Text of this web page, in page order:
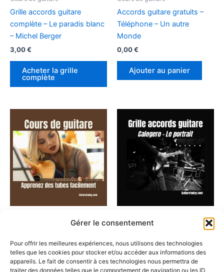
Gérer le consentement
Pour offrir les meilleures expériences, nous utilisons des technologies
telles que les cookies pour stocker et/ou accéder aux informations des
appareils. Le fait de consentir à ces technologies nous permettra de
traiter des données telles que le comportement de navigation ou les ID
Grille accords guitare
complète – Le paradis blanc
– Michel Berger
3,00€
Acheter la grille
complète
Accords guitare gratuits –
Téléphone – Un autre
Monde
0,00€
Ajouter au panier
Devenez le maître de la
guitare avec des cours en
ligne adaptés à votre rythme
Grille d’accords complète
pour la chanson « Le
Portrait » de Calogero
€